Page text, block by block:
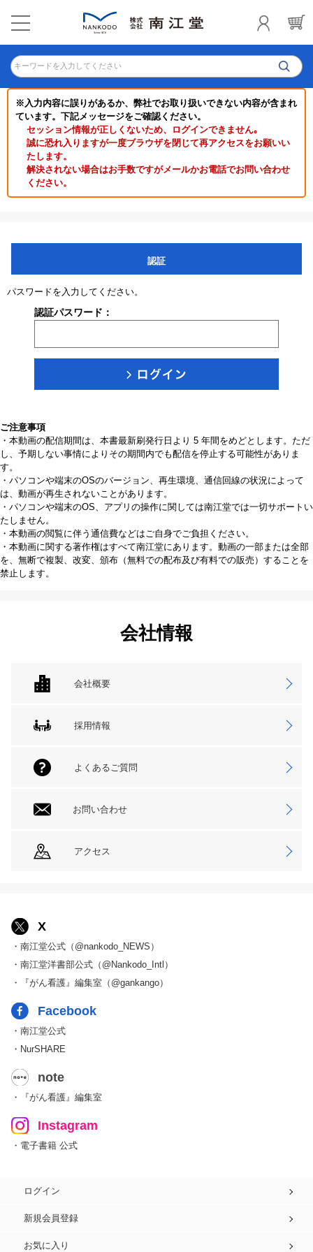
キーワードを入力してください
※入力内容に誤りがあるか、弊社でお取り扱いできない内容が含まれ
ています。下記メッセージをご確認ください。
セッション情報が正しくないため、ログインできません｡
誠に恐れ入りますが一度ブラウザを閉じて再アクセスをお願いい
たします。
解決されない場合はお手数ですがメールかお電話でお問い合わせ
ください。
認証
パスワードを入力してください。
認証パスワード：
ご注意事項
・本動画の配信期間は、本書最新刷発行日より 5 年間をめどとします。ただ
し、予期しない事情によりその期間内でも配信を停止する可能性がありま
す。
・パソコンや端末のOSのバージョン、再生環境、通信回線の状況によって
は、動画が再生されないことがあります。
・パソコンや端末のOS、アプリの操作に関しては南江堂では一切サポートい
たしません。
・本動画の閲覧に伴う通信費などはご自身でご負担ください。
・本動画に関する著作権はすべて南江堂にあります。動画の一部または全部
を、無断で複製、改変、頒布（無料での配布及び有料での販売）することを
禁止します。
会社情報
会社概要
採用情報
よくあるご質問
お問い合わせ
アクセス
X
・南江堂公式（@nankodo_NEWS）
・南江堂洋書部公式（@Nankodo_Intl）
・『がん看護』編集室（@gankango）
Facebook
・南江堂公式
・NurSHARE
note
・『がん看護』編集室
Instagram
・電子書籍 公式
ログイン
新規会員登録
お気に入り